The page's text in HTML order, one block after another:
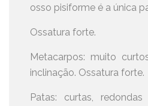
osso pisiforme é a única
Ossatura forte.
Metacarpos: muito
inclinação. Ossatura forte.
Patas: curtas,